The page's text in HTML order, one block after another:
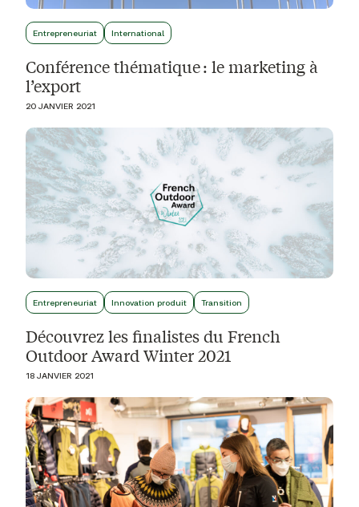
Entrepreneuriat International
Conférence thématique : le marketing à
l’export
20 JANVIER 2021
Entrepreneuriat Innovation produit Transition
Découvrez les finalistes du French
Outdoor Award Winter 2021
18 JANVIER 2021